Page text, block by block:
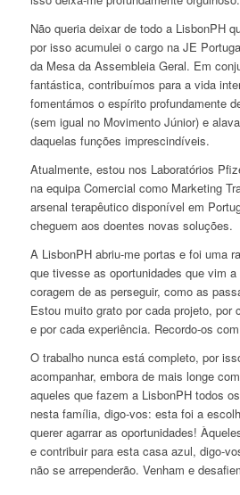
Não queria deixar de todo a LisbonPH
por isso acumulei o cargo na JE
da Mesa da Assembleia Geral. Em
fantástica, contribuímos para a vida
fomentámos o espírito profundamente
(sem igual no Movimento Júnior) e
daquelas funções imprescindíveis.
Atualmente, estou nos Laboratórios
na equipa Comercial como Marketing
arsenal terapêutico disponível em
cheguem aos doentes novas soluções.
A LisbonPH abriu-me portas e foi uma
que tivesse as oportunidades que vim
coragem de as perseguir, como as
Estou muito grato por cada projeto, por
e por cada experiência. Recordo-os
O trabalho nunca está completo, por
acompanhar, embora de mais longe
aqueles que fazem a LisbonPH todos
nesta família, digo-vos: esta foi a
querer agarrar as oportunidades!
e contribuir para esta casa azul, digo-
não se arrependerão. Venham e